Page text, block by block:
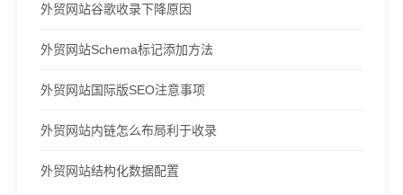
外贸网站谷歌收录下降原因
外贸网站Schema标记添加方法
外贸网站国际版SEO注意事项
外贸网站内链怎么布局利于收录
外贸网站结构化数据配置